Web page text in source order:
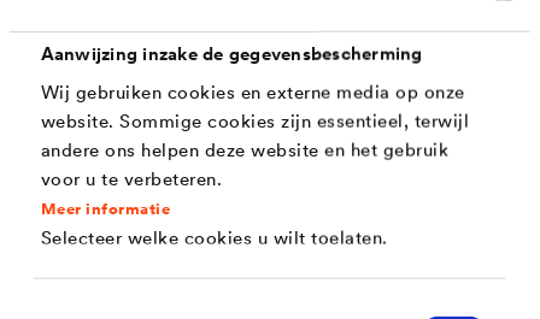
Aanwijzing inzake de gegevensbescherming
Wij gebruiken cookies en externe media op onze
website. Sommige cookies zijn essentieel, terwijl
andere ons helpen deze website en het gebruik
voor u te verbeteren.
Meer informatie
Selecteer welke cookies u wilt toelaten.
Extreem snelle droging (snel droog, stofdroog na
3,5 uur)
2 lagen per dag mogelijk
éénpotsysteem (grond - en eindlaag in 1)
Directe hechting op hout, houtwerkstoffen,
aluminium